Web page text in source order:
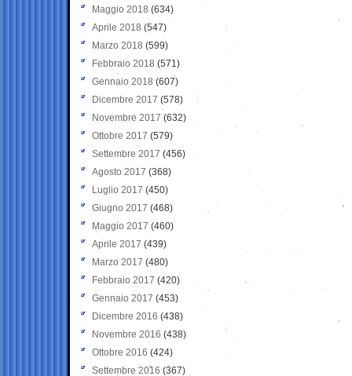
Maggio 2018 (634)
Aprile 2018 (547)
Marzo 2018 (599)
Febbraio 2018 (571)
Gennaio 2018 (607)
Dicembre 2017 (578)
Novembre 2017 (632)
Ottobre 2017 (579)
Settembre 2017 (456)
Agosto 2017 (368)
Luglio 2017 (450)
Giugno 2017 (468)
Maggio 2017 (460)
Aprile 2017 (439)
Marzo 2017 (480)
Febbraio 2017 (420)
Gennaio 2017 (453)
Dicembre 2016 (438)
Novembre 2016 (438)
Ottobre 2016 (424)
Settembre 2016 (367)